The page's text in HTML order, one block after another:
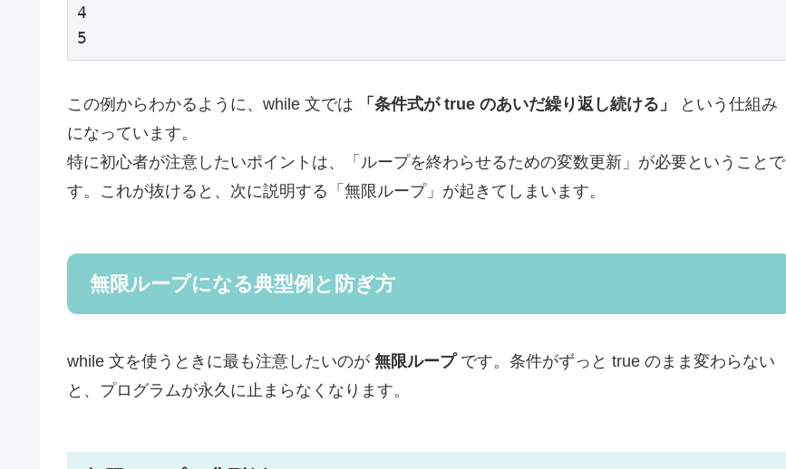
4
5
この例からわかるように、while 文では 「条件式が true のあいだ繰り返し続ける」
という仕組み
になっています。
特に初心者が注意したいポイントは、「ループを終わらせるための変数更新」が必要ということで
す。これが抜けると、次に説明する「無限ループ」が起きてしまいます。
無限ループになる典型例と防ぎ方
while 文を使うときに最も注意したいのが 無限ループです。条件がずっと true のまま変わらない
と、プログラムが永久に止まらなくなります。